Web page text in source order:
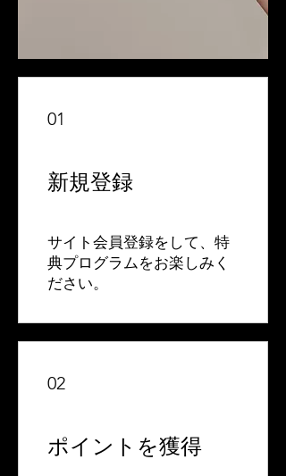
01
新規登録
サイト会員登録をして、特
典プログラムをお楽しみく
ださい。
02
ポイントを獲得